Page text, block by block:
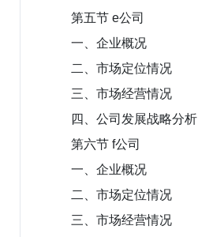
第五节 e公司
一、企业概况
二、市场定位情况
三、市场经营情况
四、公司发展战略分析
第六节 f公司
一、企业概况
二、市场定位情况
三、市场经营情况